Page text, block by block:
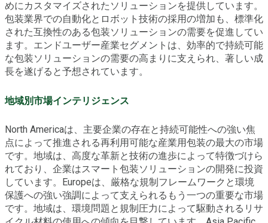
めにカスタマイズされたソリューションを提供しています。
包装業界での自動化とロボット技術の採用の増加も、標準化
された互換性のある包装ソリューションの需要を促進してい
ます。エンドユーザー産業セグメントは、効率的で持続可能
な包装ソリューションの需要の高まりに支えられ、著しい成
長を遂げると予想されています。
地域別市場インテリジェンス
North Americaは、主要企業の存在と持続可能性への強い焦
点によって推進される再利用可能な産業用包装の最大の市場
です。地域は、高度な革新と技術の進歩によって特徴づけら
れており、企業はスマート包装ソリューションの開発に投資
しています。Europeは、厳格な規制フレームワークと環境
保護への強い強調によって支えられるもう一つの重要な市場
です。地域は、環境問題と規制圧力によって駆動されるリサ